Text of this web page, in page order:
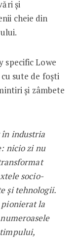
și
cheie din
specific Lowe
sute de foști
și zâmbete
în industria
nicio zi nu
socio-
și tehnologii.
pionierat la